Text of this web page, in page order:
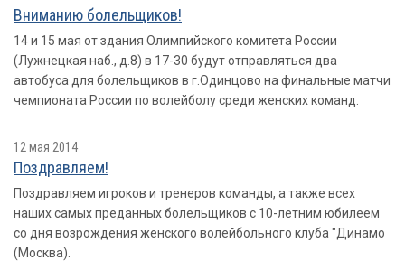
Вниманию болельщиков!
14 и 15 мая от здания Олимпийского комитета России
(Лужнецкая наб., д.8) в 17-30 будут отправляться два
автобуса для болельщиков в г.Одинцово на финальные матчи
чемпионата России по волейболу среди женских команд.
12 мая 2014
Поздравляем!
Поздравляем игроков и тренеров команды, а также всех
наших самых преданных болельщиков с 10-летним юбилеем
со дня возрождения женского волейбольного клуба "Динамо
(Москва).